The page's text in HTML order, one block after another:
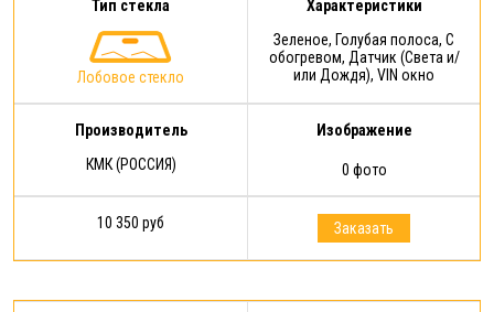
Тип стекла
Лобовое стекло
Характеристики
Зеленое, Голубая полоса, С
обогревом, Датчик (Света и/
или Дождя), VIN окно
Производитель
КМК (РОССИЯ)
Изображение
0 фото
10 350 руб Заказать